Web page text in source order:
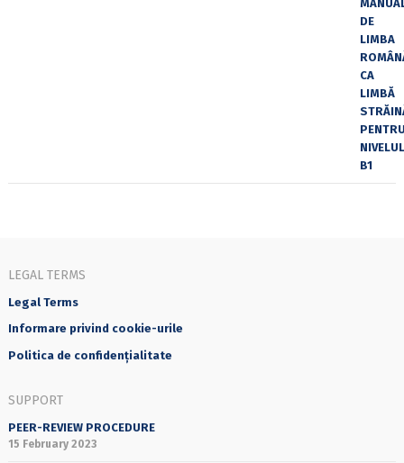
LEGAL TERMS
Legal Terms
Informare privind cookie-urile
Politica de confidențialitate
SUPPORT
PEER-REVIEW PROCEDURE
15 February 2023